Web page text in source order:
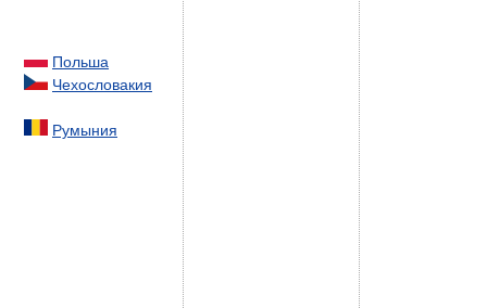
Польша
Чехословакия
Румыния